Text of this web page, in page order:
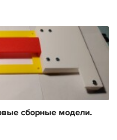
сборные модели.